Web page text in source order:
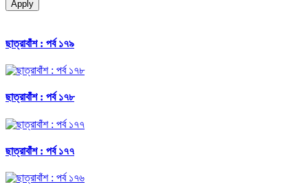
Apply
ছাত্রাবাঁশ : পর্ব ১৭৯
ছাত্রাবাঁশ : পর্ব ১৭৮
ছাত্রাবাঁশ : পর্ব ১৭৭